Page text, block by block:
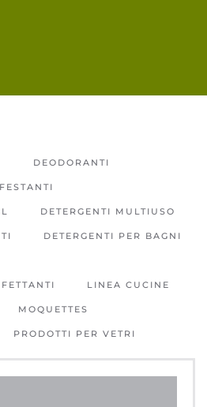
DEODORANTI
DETERGENTI MULTIUSO
DETERGENTI PER BAGNI
LINEA CUCINE
MOQUETTES
PRODOTTI PER VETRI